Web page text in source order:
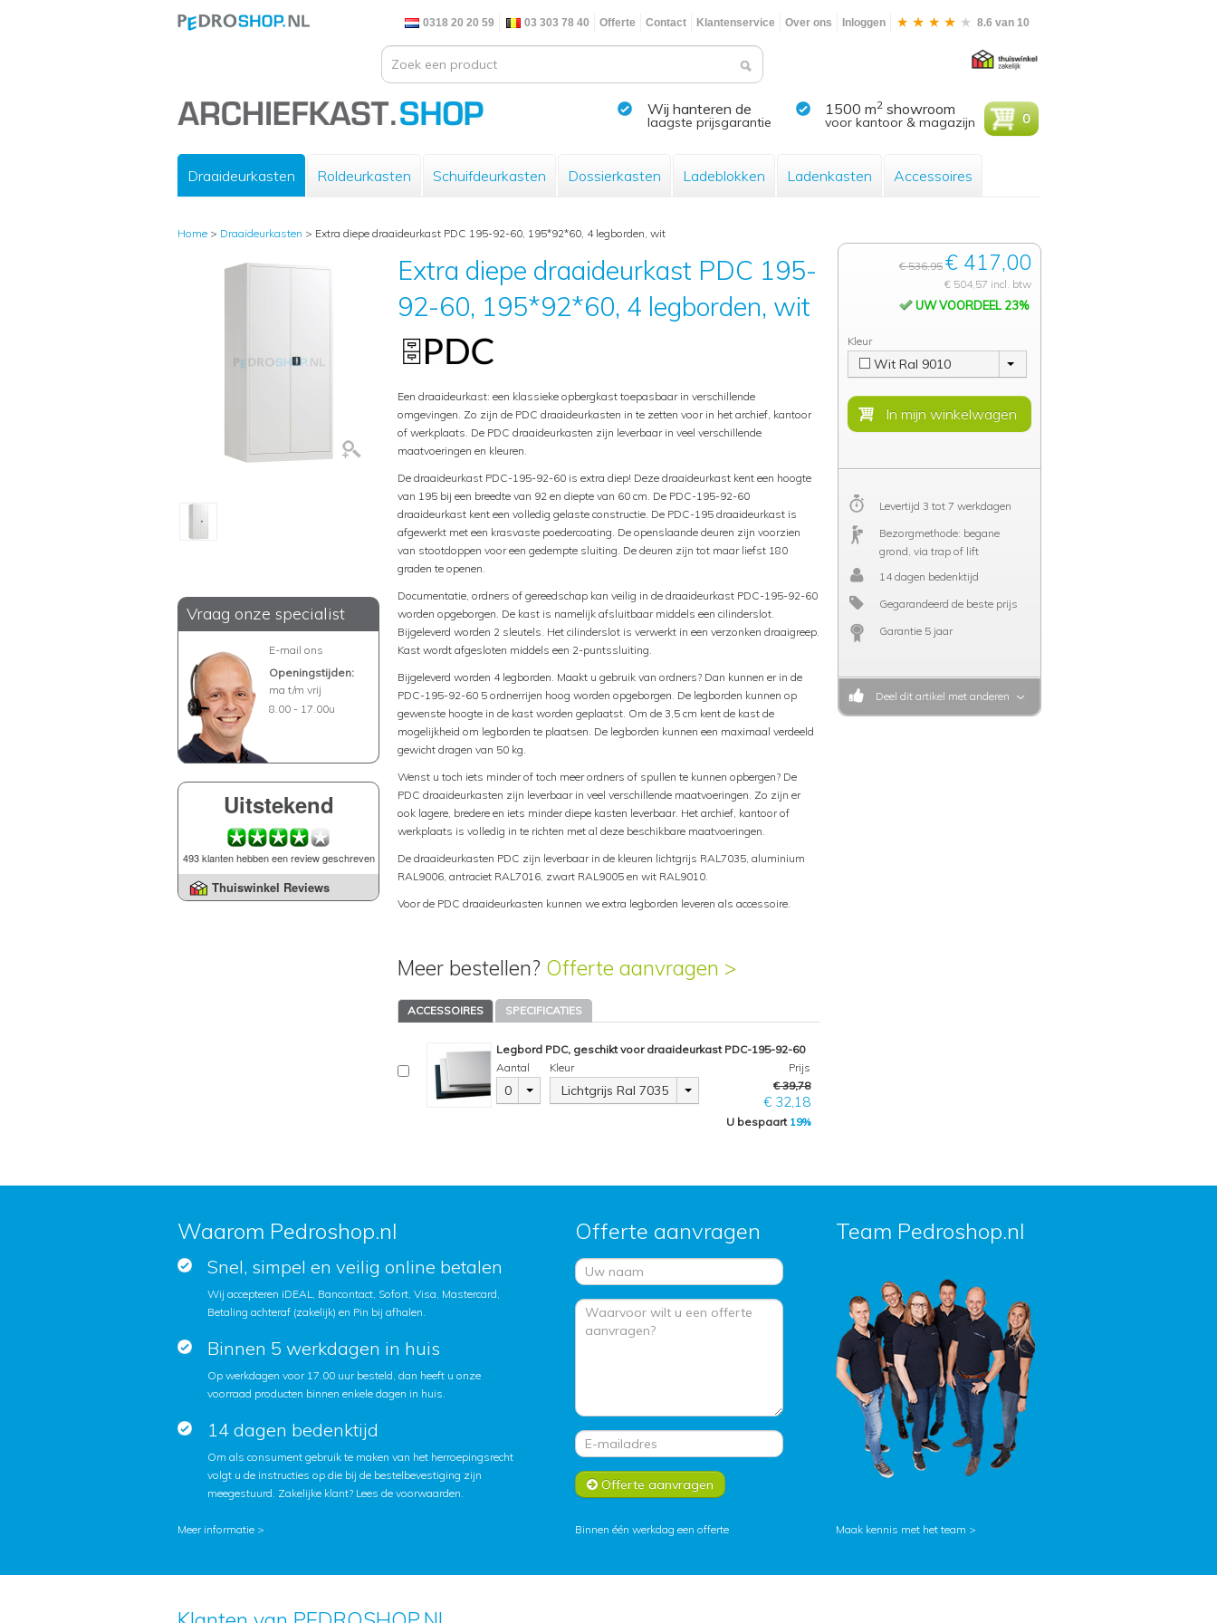
0318 20 20 59 03 303 78 40 Offerte Contact Klantenservice Over ons Inloggen 8.6 van 10
Wij hanteren de
laagste prijsgarantie
1500 m2 showroom
voor kantoor & magazijn 0
Draaideurkasten Roldeurkasten Schuifdeurkasten Dossierkasten Ladeblokken Ladenkasten Accessoires
Home > Draaideurkasten > Extra diepe draaideurkast PDC 195-92-60, 195*92*60, 4 legborden, wit
Vraag onze specialist
E-mail ons
Openingstijden:
ma t/m vrij
8.00 - 17.00u
Uitstekend
493 klanten hebben een review geschreven
Thuiswinkel Reviews
Extra diepe draaideurkast PDC 195-
92-60, 195*92*60, 4 legborden, wit
Een draaideurkast: een klassieke opbergkast toepasbaar in verschillende
omgevingen. Zo zijn de PDC draaideurkasten in te zetten voor in het archief, kantoor
of werkplaats. De PDC draaideurkasten zijn leverbaar in veel verschillende
maatvoeringen en kleuren.
De draaideurkast PDC-195-92-60 is extra diep! Deze draaideurkast kent een hoogte
van 195 bij een breedte van 92 en diepte van 60 cm. De PDC-195-92-60
draaideurkast kent een volledig gelaste constructie. De PDC-195 draaideurkast is
afgewerkt met een krasvaste poedercoating. De openslaande deuren zijn voorzien
van stootdoppen voor een gedempte sluiting. De deuren zijn tot maar liefst 180
graden te openen.
Documentatie, ordners of gereedschap kan veilig in de draaideurkast PDC-195-92-60
worden opgeborgen. De kast is namelijk afsluitbaar middels een cilinderslot.
Bijgeleverd worden 2 sleutels. Het cilinderslot is verwerkt in een verzonken draaigreep.
Kast wordt afgesloten middels een 2-puntssluiting.
Bijgeleverd worden 4 legborden. Maakt u gebruik van ordners? Dan kunnen er in de
PDC-195-92-60 5 ordnerrijen hoog worden opgeborgen. De legborden kunnen op
gewenste hoogte in de kast worden geplaatst. Om de 3,5 cm kent de kast de
mogelijkheid om legborden te plaatsen. De legborden kunnen een maximaal verdeeld
gewicht dragen van 50 kg.
Wenst u toch iets minder of toch meer ordners of spullen te kunnen opbergen? De
PDC draaideurkasten zijn leverbaar in veel verschillende maatvoeringen. Zo zijn er
ook lagere, bredere en iets minder diepe kasten leverbaar. Het archief, kantoor of
werkplaats is volledig in te richten met al deze beschikbare maatvoeringen.
De draaideurkasten PDC zijn leverbaar in de kleuren lichtgrijs RAL7035, aluminium
RAL9006, antraciet RAL7016, zwart RAL9005 en wit RAL9010.
Voor de PDC draaideurkasten kunnen we extra legborden leveren als accessoire.
Meer bestellen? Offerte aanvragen >
ACCESSOIRES SPECIFICATIES
Legbord PDC, geschikt voor draaideurkast PDC-195-92-60
Aantal
0
Kleur
Lichtgrijs Ral 7035
Prijs
€ 39,78
€ 32,18
U bespaart 19%
€ 536,95 € 417,00
€ 504,57 incl. btw
UW VOORDEEL 23%
Kleur
Wit Ral 9010
Levertijd 3 tot 7 werkdagen
Bezorgmethode: begane
grond, via trap of lift
14 dagen bedenktijd
Gegarandeerd de beste prijs
Garantie 5 jaar
Deel dit artikel met anderen
Waarom Pedroshop.nl
Snel, simpel en veilig online betalen
Wij accepteren iDEAL, Bancontact, Sofort, Visa, Mastercard,
Betaling achteraf (zakelijk) en Pin bij afhalen.
Binnen 5 werkdagen in huis
Op werkdagen voor 17.00 uur besteld, dan heeft u onze
voorraad producten binnen enkele dagen in huis.
14 dagen bedenktijd
Om als consument gebruik te maken van het herroepingsrecht
volgt u de instructies op die bij de bestelbevestiging zijn
meegestuurd. Zakelijke klant? Lees de voorwaarden.
Offerte aanvragen
Offerte aanvragen
Team Pedroshop.nl
Meer informatie > Binnen één werkdag een offerte Maak kennis met het team >